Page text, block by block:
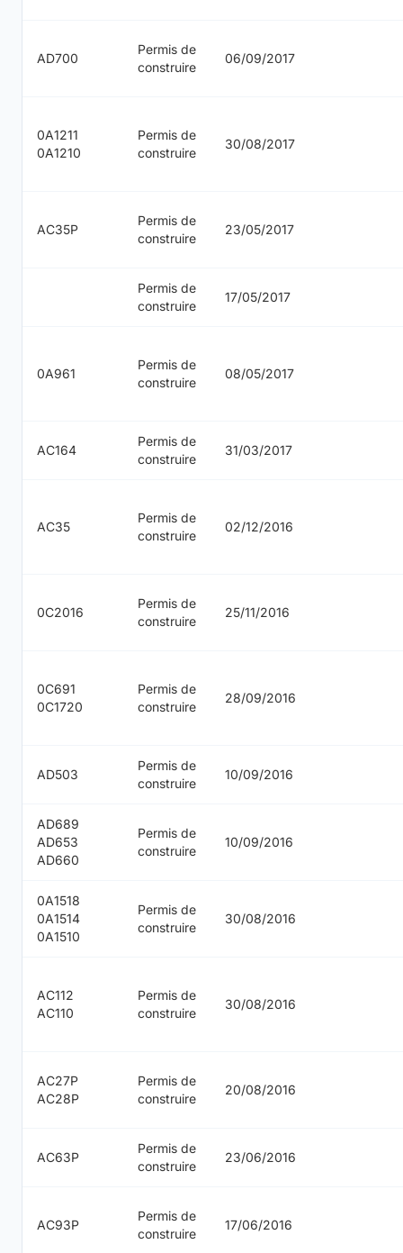
AD700
Permis de
construire
06/09/2017
0A1211
0A1210
Permis de
construire
30/08/2017
AC35P
Permis de
construire
23/05/2017
Permis de
construire
17/05/2017
0A961
Permis de
construire
08/05/2017
AC164
Permis de
construire
31/03/2017
AC35
Permis de
construire
02/12/2016
0C2016
Permis de
construire
25/11/2016
0C691
0C1720
Permis de
construire
28/09/2016
AD503
Permis de
construire
10/09/2016
AD689
AD653
AD660
Permis de
construire
10/09/2016
0A1518
0A1514
0A1510
Permis de
construire
30/08/2016
AC112
AC110
Permis de
construire
30/08/2016
AC27P
AC28P
Permis de
construire
20/08/2016
AC63P
Permis de
construire
23/06/2016
AC93P
Permis de
construire
17/06/2016